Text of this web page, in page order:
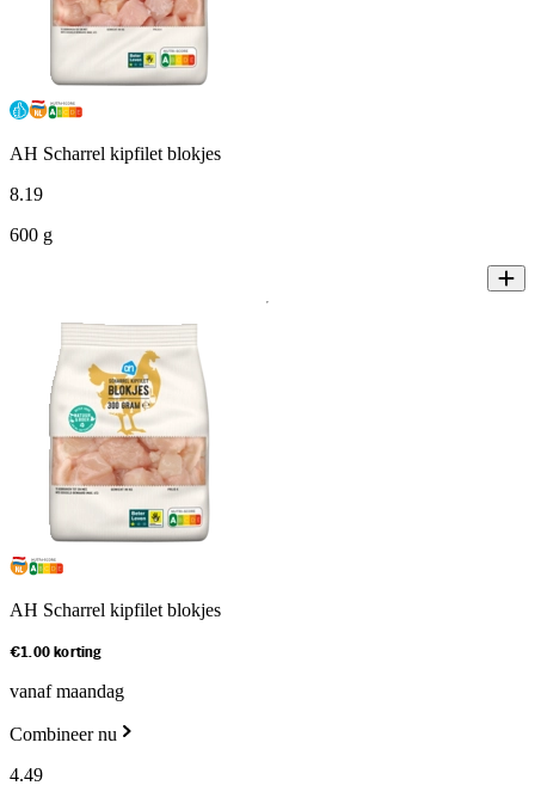
AH Scharrel kipfilet blokjes
8.19
600 g
AH Scharrel kipfilet blokjes
€1.00 korting
vanaf maandag
Combineer nu
4.49